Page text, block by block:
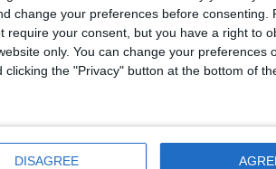
change your preferences before consenting.
your consent, but you have a right to
only. You can change your preferences
the "Privacy" button at the bottom of
DISAGREE